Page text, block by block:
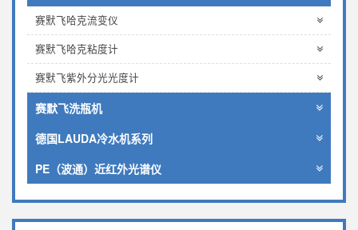
赛默飞哈克流变仪
赛默飞哈克粘度计
赛默飞紫外分光光度计
赛默飞洗瓶机
德国LAUDA冷水机系列
PE（波通）近红外光谱仪